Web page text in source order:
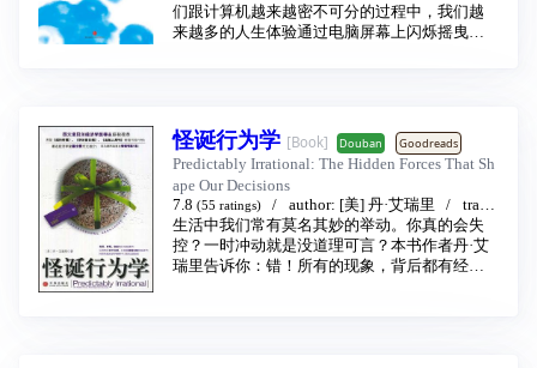
的错在哪里，并且还给出了纠正的办法。人性
的弱点在《书》中完全呈现，是在自己的反思
的细节。《明智行动的艺术》犹如一面镜子，
以之反思，时时学习，就能做到少犯错误，多
出版社
2010
们跟计算机越来越密不可分的过程中，我们越
来越多的人生体验通过电脑屏幕上闪烁摇曳、
洋月刊》上赫赫有名的那篇封面文章中提出这
个问题的时候，他就开启了人们热切渴望的期
盼源泉，让人急于弄清楚互联网是在如何改变
我们的。卡尔同时也明确回答了我们这个时代
面临的一个重要问题：在我们尽情享受互联网
慷慨施舍的过程中，我们正在牺牲深度阅读和
深度思考的能力吗？
现在，卡尔把他的论证扩展到最具说服力的探
怪诞行为学 [Book] Douban Goodreads
Predictably Irrational: The Hidden Forces That Sh
ape Our Decisions
7.8 (55 ratings) author: [美] 丹·艾瑞里
ator:赵德亮 /夏蓓洁 publishing house:中信
出版社
2008 - 10
生活中我们常有莫名其妙的举动。你真的会失
控？一时冲动就是没道理可言？本书作者丹·艾
瑞里告诉你：错！所有的现象，背后都有经济